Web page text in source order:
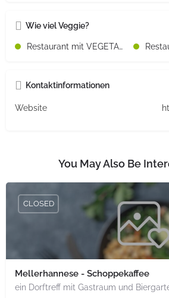
Wie viel Veggie?
Restaurant mit VEGETARISCHEN Speisen
Kontaktinformationen
Website
You May Also Be
Mellerhannese - Schoppekaffee
CLOSED